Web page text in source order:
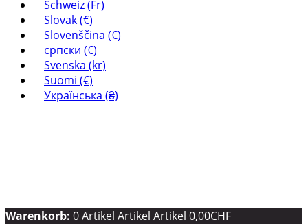
Schweiz (Fr)
Slovak (€)
Slovenščina (€)
српски (€)
Svenska (kr)
Suomi (€)
Українська (₴)
Warenkorb: 0Artikel Artikel Artikel 0,00CHF